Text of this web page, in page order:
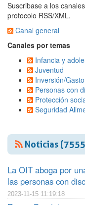
Suscribase a los
protocolo RSS/XML.
Canal general
Canales por temas
Infancia y
Juventud
Inversión/
Personas con
Protección
Seguridad
Noticias
La OIT aboga por
las personas con
2023-11-15 11:19:18